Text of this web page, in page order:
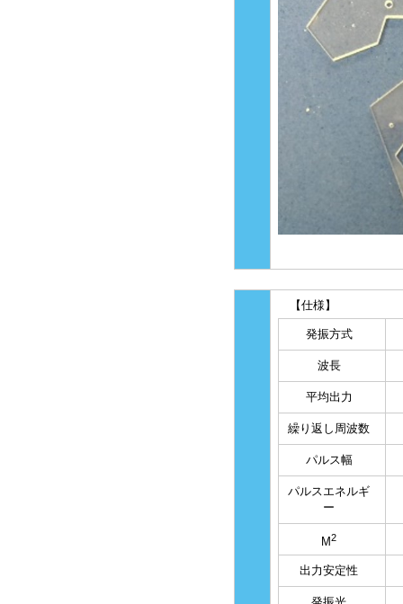
【仕様】
発振方式
波長
平均出力
繰り返し周波数
パルス幅
パルスエネルギ
ー
M2
出力安定性